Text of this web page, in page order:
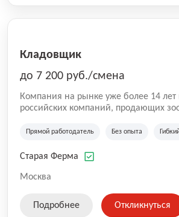
Кладовщик
до 7 200 руб./смена
Компания на рынке уже более 14
российских компаний, продающих
компания владеет 5 розничными
России (Wildberries, Ozon, Яндекс.
на глобальной доставке товаров по
SKU, премиальные бренды кормов и
Прямой работодатель Без опыта
Старая Ферма
Москва
Подробнее Откликнуться